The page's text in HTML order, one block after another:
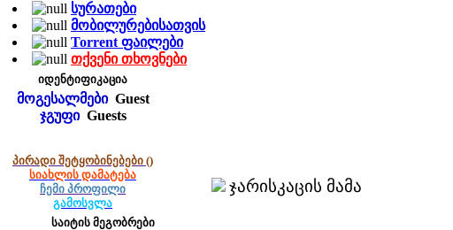
სურათები
მობილურებისათვის
Torrent ფაილები
თქვენი თხოვნები
იდენტიფიკაცია
მოგესალმები Guest
ჯგუფი Guests
პირადი შეტყობინებები ()
სიახლის დამატება
ჩემი პროფილი
გამოსვლა
საიტის მეგობრები
ჯარისკაცის მამა